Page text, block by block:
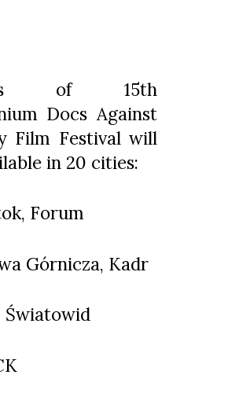
of 15th
Docs Against
Film Festival will
in 20 cities:
Forum
Górnicza, Kadr
Światowid